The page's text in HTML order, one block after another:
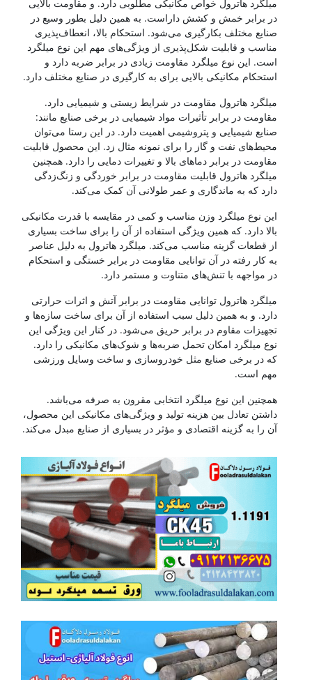
میلگرد هاترول خواص مکانیکی مطلوبی دارد. و مقاومت بالایی
در برابر خمش و کشش داراست. به همین دلیل بطور وسیع در
صنایع مختلف بکارگیری می‌شود. استحکام بالا، انعطاف‌پذیری
مناسب و قابلیت شکل‌پذیری از ویژگی‌های مهم این نوع میلگرد
است. این نوع میلگرد مقاومت زیادی در برابر ضربه دارد و
استحکام مکانیکی بالایی برای به کارگیری در صنایع مختلف دارد.
میلگرد هاترول مقاومت در شرایط زیستی و شیمیایی دارد.
مقاومت در برابر تأثیرات مواد شیمیایی در برخی صنایع مانند:
صنایع شیمیایی و پتروشیمی اهمیت دارد. در این رستا می‌توان
محیط‌های نفت و گاز را برای نمونه مثال زد. این محصول قابلیت
مقاومت در برابر دماهای بالا و تغییرات دمایی را دارد. همچنین
میلگرد هاترول قابلیت مقاومت در برابر خوردگی و زنگ‌زدگی
دارد که به ماندگاری و عمر طولانی آن کمک می‌کند.
این نوع میلگرد وزن مناسب و کمی در مقایسه با قدرت مکانیکی
بالا دارد. که همین ویژگی استفاده از آن را برای ساخت بسیاری
از قطعات گزینه مناسب می‌کند. میلگرد هاترول به دلیل عناصر
به کار رفته در آن توانایی مقاومت در برابر خستگی و استحکام
در مواجهه با تنش‌های متناوت و مستمر دارد.
میلگرد هاترول توانایی مقاومت در برابر آتش و اثرات حرارتی
دارد. و به همین دلیل سبب استفاده از آن برای ساخت سازه‌ها و
تجهیزات مقاوم در برابر حریق می‌شود. در کنار این ویژگی این
نوع میلگرد امکان تحمل ضربه‌ها و شوک‌های مکانیکی را دارد.
که در برخی صنایع مثل خودروسازی و ساخت وسایل ورزشی
مهم است.
همچنین این نوع میلگرد انتخابی مقرون به صرفه می‌باشد.
داشتن تعادل بین هزینه تولید و ویژگی‌های مکانیکی این محصول،
آن را به گزینه اقتصادی و مؤثر در بسیاری از صنایع مبدل می‌کند.